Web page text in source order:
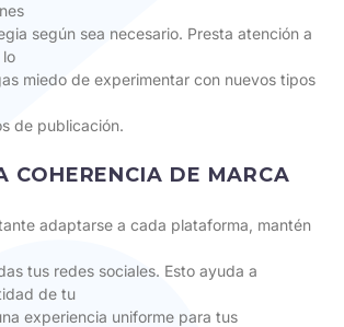
según sea necesario. Presta atención a
miedo de experimentar con nuevos tipos
de publicación.
COHERENCIA DE MARCA
adaptarse a cada plataforma, mantén
tus redes sociales. Esto ayuda a
de tu
experiencia uniforme para tus